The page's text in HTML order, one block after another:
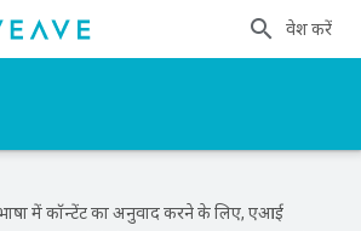
प्रवेश करें
में कॉन्टेंट का अनुवाद करने के लिए, एआई